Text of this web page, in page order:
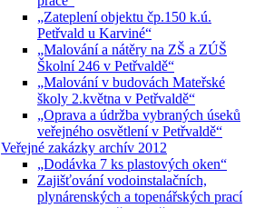
„Zateplení objektu čp.150 k.ú.
Petřvald u Karviné“
„Malování a nátěry na ZŠ a ZÚŠ
Školní 246 v Petřvaldě“
„Malování v budovách Mateřské
školy 2.května v Petřvaldě“
„Oprava a údržba vybraných úseků
veřejného osvětlení v Petřvaldě“
Veřejné zakázky archív 2012
„Dodávka 7 ks plastových oken“
Zajišťování vodoinstalačních,
plynárenských a topenářských prací